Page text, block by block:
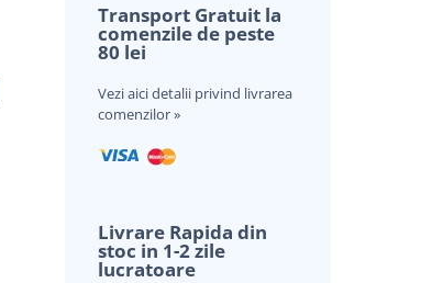
Transport Gratuit la
comenzile de peste
80 lei
Vezi aicidetalii privind livrarea
comenzilor »
Livrare Rapida din
stoc in 1-2 zile
lucratoare